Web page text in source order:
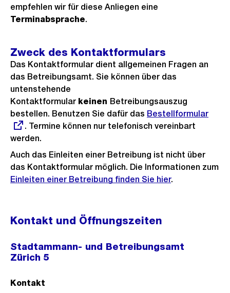
empfehlen wir für diese Anliegen eine
Terminabsprache.
Zweck des Kontaktformulars
Das Kontaktformular dient allgemeinen Fragen an
das Betreibungsamt. Sie können über das
untenstehende
Kontaktformular keinen Betreibungsauszug
bestellen. Benutzen Sie dafür das Externer
Link:
Bestellformular
. Termine können nur telefonisch vereinbart
werden.
Auch das Einleiten einer Betreibung ist nicht über
das Kontaktformular möglich. Die Informationen zum
Einleiten einer Betreibung finden Sie hier.
Kontakt und Öffnungszeiten
Stadtammann- und Betreibungsamt
Zürich 5
Kontakt